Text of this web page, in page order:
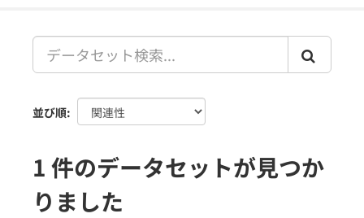
並び順
1 件のデータセットが見つか
りました